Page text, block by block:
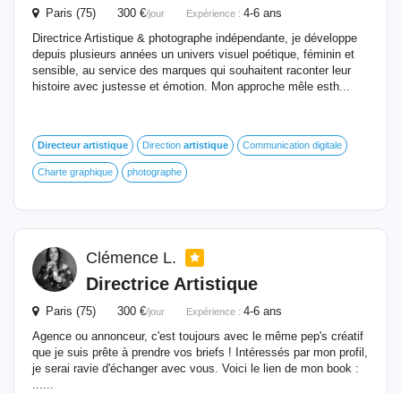
Paris (75) 300 €/jour Expérience : 4-6 ans
Directrice Artistique & photographe indépendante, je développe
depuis plusieurs années un univers visuel poétique, féminin et
sensible, au service des marques qui souhaitent raconter leur
histoire avec justesse et émotion. Mon approche mêle esth...
Directeur artistique Direction artistique Communication digitale
Charte graphique photographe
Clémence L.
Directrice Artistique
Paris (75) 300 €/jour Expérience : 4-6 ans
Agence ou annonceur, c'est toujours avec le même pep's créatif
que je suis prête à prendre vos briefs ! Intéressés par mon profil,
je serai ravie d'échanger avec vous. Voici le lien de mon book :
......